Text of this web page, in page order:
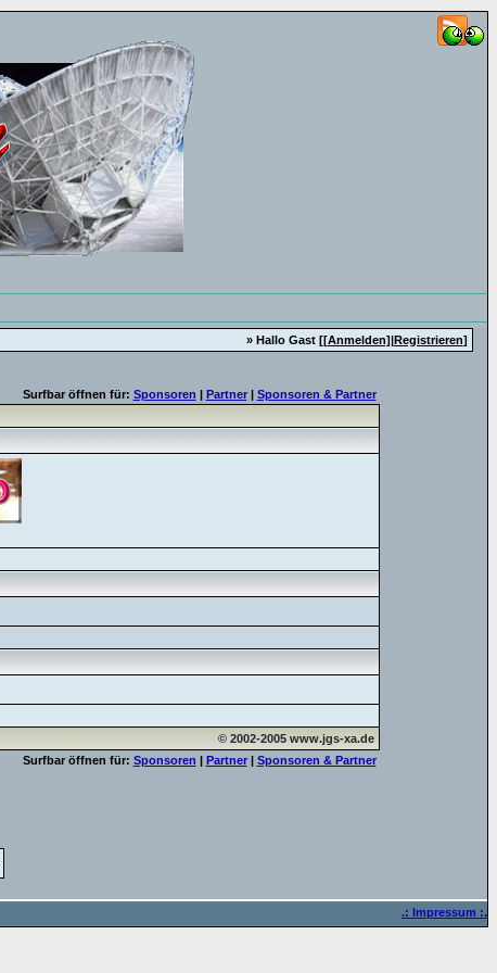
» Hallo Gast [[Anmelden]|Registrieren]
Surfbar öffnen für: Sponsoren | Partner| Sponsoren & Partner
© 2002-2005 www.jgs-xa.de
Surfbar öffnen für: Sponsoren | Partner| Sponsoren & Partner
.: Impressum :.